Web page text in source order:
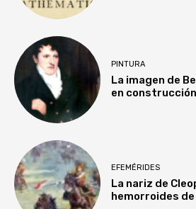
PINTURA
La imagen de
en construcción
EFEMÉRIDES
La nariz de
hemorroides de